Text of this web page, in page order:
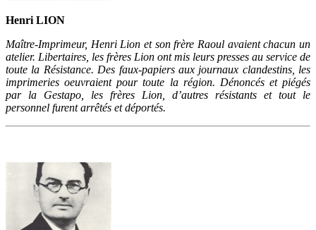
Henri LION
Maître-Imprimeur, Henri Lion et son frère Raoul avaient chacun un
atelier. Libertaires, les frères Lion ont mis leurs presses au service de
toute la Résistance. Des faux-papiers aux journaux clandestins, les
imprimeries oeuvraient pour toute la région. Dénoncés et piégés
par la Gestapo, les frères Lion, d’autres résistants et tout le
personnel furent arrêtés et déportés.